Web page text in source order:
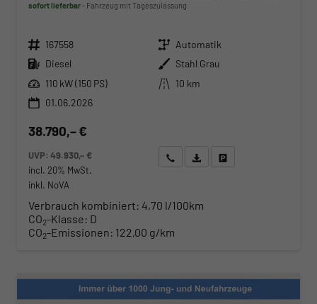
sofort lieferbar Fahrzeug mit Tageszulassung
Fahrzeugnr. 167558 Getriebe Automatik
Kraftstoff Diesel Außenfarbe Stahl Grau
Leistung 110 kW (150 PS) Kilometerstand
10 km
01.06.2026
38.790,– €
UVP:49.930,– €
incl. 20% MwSt.
inkl. NoVA
Wir rufen Sie anAngebot drucken (PDF)
Verbrauch kombiniert: 4,70 l/100km
CO2-Klasse: D
CO2-Emissionen: 122,00 g/km